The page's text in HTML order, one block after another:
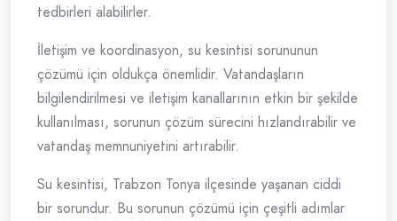
tedbirleri alabilirler.
İletişim ve koordinasyon, su kesintisi sorununun
çözümü için oldukça önemlidir. Vatandaşların
bilgilendirilmesi ve iletişim kanallarının etkin bir şekilde
kullanılması, sorunun çözüm sürecini hızlandırabilir ve
vatandaş memnuniyetini artırabilir.
Su kesintisi, Trabzon Tonya ilçesinde yaşanan ciddi
bir sorundur. Bu sorunun çözümü için çeşitli adımlar